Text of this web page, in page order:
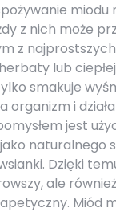
miodu
z nich może
z
lub
smakuje
organizm i
jest
naturalnego
Dzięki
ale
Miód